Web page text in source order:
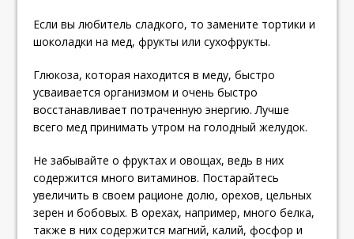
Если вы любитель сладкого, то замените тортики и
шоколадки на мед, фрукты или сухофрукты.
Глюкоза, которая находится в меду, быстро
усваивается организмом и очень быстро
восстанавливает потраченную энергию. Лучше
всего мед принимать утром на голодный желудок.
Не забывайте о фруктах и овощах, ведь в них
содержится много витаминов. Постарайтесь
увеличить в своем рационе долю, орехов, цельных
зерен и бобовых. В орехах, например, много белка,
также в них содержится магний, калий, фосфор и